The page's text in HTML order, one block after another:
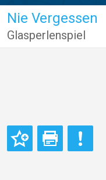
Nie Vergessen
Glasperlenspiel